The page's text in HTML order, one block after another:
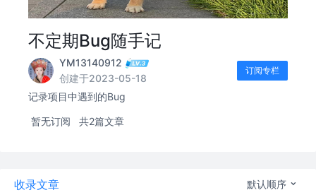
不定期Bug随手记
YM13140912
创建于2023-05-18
订阅专栏
记录项目中遇到的Bug
暂无订阅 共2篇文章
收录文章 默认顺序